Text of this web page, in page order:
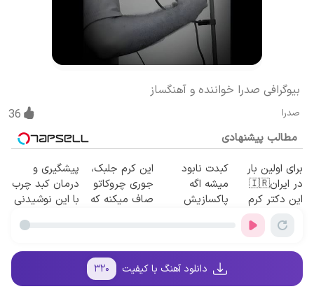
بیوگرافی صدرا خواننده و آهنگساز
صدرا 36
مطالب پیشنهادی
برای اولین بار
در ایران🇮🇷
این دکتر کرم
ترمیم کننده 23
روزه ساخت!
کبدت نابود
میشه اگه
پاکسازیش
این کرم جلبک،
جوری چروکاتو
صاف میکنه که
پیشگیری و
درمان کبد چرب
با این نوشیدنی
دانلود آهنگ با کیفیت ۳۲۰